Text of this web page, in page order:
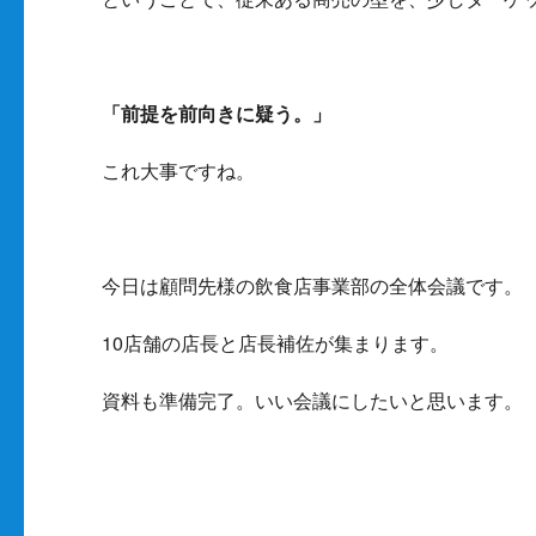
「前提を前向きに疑う。」
これ大事ですね。
今日は顧問先様の飲食店事業部の全体会議です。
10店舗の店長と店長補佐が集まります。
資料も準備完了。いい会議にしたいと思います。